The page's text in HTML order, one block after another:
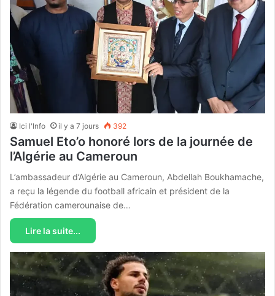
Ici l'Info il y a 7 jours 392
Samuel Eto’o honoré lors de la journée de
l’Algérie au Cameroun
L’ambassadeur d’Algérie au Cameroun, Abdellah Boukhamache,
a reçu la légende du football africain et président de la
Fédération camerounaise de…
Lire la suite...